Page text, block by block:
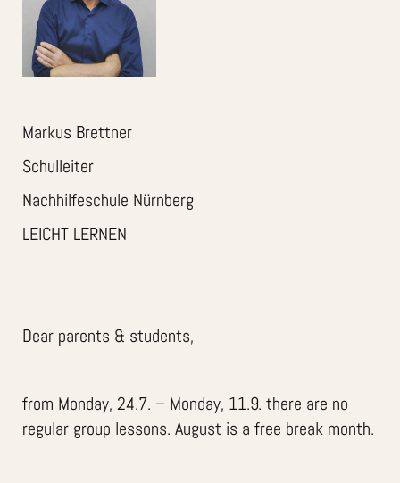
Markus Brettner
Schulleiter
Nachhilfeschule Nürnberg
LEICHT LERNEN
Dear parents & students,
from Monday, 24.7. – Monday, 11.9. there are no
regular group lessons. August is a free break month.